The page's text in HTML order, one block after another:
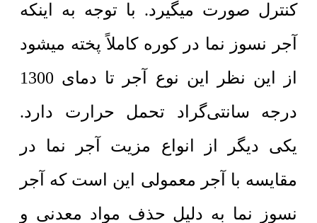
کنترل صورت میگیرد. با توجه به اینکه
آجر نسوز نما در کوره کاملاً پخته میشود
از این نظر این نوع آجر تا دمای 1300
درجه سانتی‌گراد تحمل حرارت دارد.
یکی دیگر از انواع مزیت آجر نما در
مقایسه با آجر معمولی این است که آجر
نسوز نما به دلیل حذف مواد معدنی و